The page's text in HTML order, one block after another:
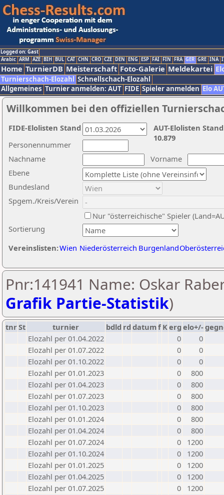
Logged on: Gast
Arabic ARM AZE BIH BUL CAT CHN CRO CZE DEN ENG ESP FAI FIN FRA GER GRE INA
Home TurnierDB Meisterschaft Foto-Galerie Meldekartei
Turnierschach-Elozahl Schnellschach-Elozahl
Allgemeines Turnier anmelden: AUT FIDE Spieler anmelden Elo
Willkommen bei den offiziellen
Nachname
Vorname
Ebene
Sortierung
Personennummer
Bundesland
Spgem./Kreis/Verein
Nur "österreichische" Spieler
Vereinslisten:Wien Niederösterreich Burgenland
AUT-Elolisten
10.879
FIDE-Elolisten Stand
Pnr:141941 Name: Oskar
Grafik Partie-Statistik)
tnrSt turnier bdld rd datumf Kerg elo+/-
Elozahl per 01.04.2022
0
0
Elozahl per 01.07.2022
0
0
Elozahl per 01.10.2022
0
0
Elozahl per 01.01.2023
0
800
Elozahl per 01.04.2023
0
800
Elozahl per 01.07.2023
0
800
Elozahl per 01.10.2023
0
800
Elozahl per 01.01.2024
0
800
Elozahl per 01.04.2024
0
800
Elozahl per 01.07.2024
0
1200
Elozahl per 01.10.2024
0
1200
Elozahl per 01.01.2025
0
1200
Elozahl per 01.04.2025
0
1200
Elozahl per 01.07.2025
0
1200